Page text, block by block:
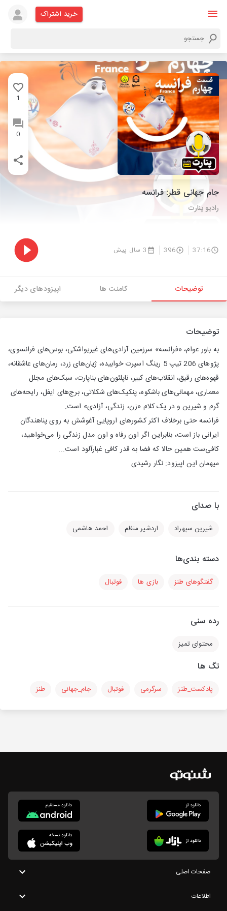
خرید اشتراک
1
0
جام جهانی قطر: فرانسه
رادیو پنارت
37:16
396 3 سال پیش
توضیحات کامنت ها اپیزودهای دیگر
توضیحات
به باور عوام، «فرانسه» سرزمین آزادی‌های غیریواشکی، بوس‌های فرانسوی،
پژوهای 206 تیپ 5 رینگ اسپرت خوابیده، ژیان‌های زرد، رمان‌های عاشقانه،
قهوه‌های رقیق، انقلاب‌های کبیر، ناپلئون‌های بناپارت، سبک‌های مجلل
معماری، مهمانی‌های باشکوه، پنکیک‌های شکلاتی، برج‌های ایفل، رایحه‌های
گرم و شیرین و در یک کلام «زن، زندگی، آزادی» است.
فرانسه حتی برخلاف اکثر کشورهای اروپایی آغوشش به روی پناهندگان
ایرانی باز است، بنابراین اگر اون رفاه و اون مدل زندگی را می‌خواهید،
کافی‌ست همین حالا که فضا به قدر کافی غبارآلود است...
میهمان این اپیزود: نگار رشیدی
با صدای
شیرین سپهراد اردشیر منظم احمد هاشمی
دسته بندی‌ها
گفتگوهای طنز بازی ها فوتبال
رده سنی
محتوای تمیز
تگ ها
پادکست_طنز سرگرمی فوتبال جام_جهانی طنز
صفحات اصلی
اطلاعات